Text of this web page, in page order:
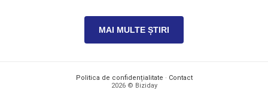
MAI MULTE ȘTIRI
Politica de confidențialitate · Contact
2026 © Biziday